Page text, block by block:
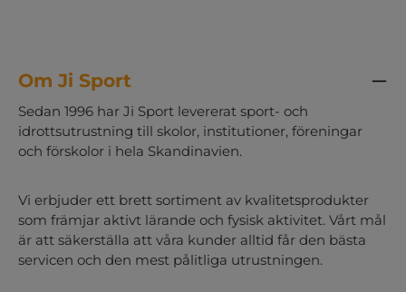
Om Ji Sport
Sedan 1996 har Ji Sport levererat sport- och
idrottsutrustning till skolor, institutioner, föreningar
och förskolor i hela Skandinavien.
Vi erbjuder ett brett sortiment av kvalitetsprodukter
som främjar aktivt lärande och fysisk aktivitet. Vårt mål
är att säkerställa att våra kunder alltid får den bästa
servicen och den mest pålitliga utrustningen.